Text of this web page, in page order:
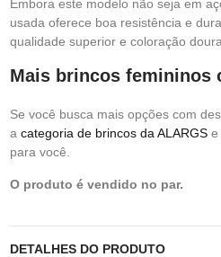
Embora este modelo não seja em
usada oferece boa resistência e
qualidade superior e coloração
Mais brincos femininos
Se você busca mais opções com
a categoria de brincos da ALARGS e
para você.
O produto é vendido no par.
DETALHES DO PRODUTO